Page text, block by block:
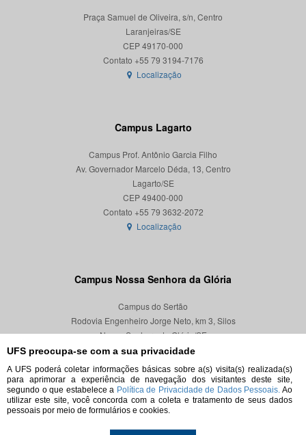
UFS preocupa-se com a sua privacidade
A UFS poderá coletar informações básicas sobre a(s) visita(s) realizada(s)
para aprimorar a experiência de navegação dos visitantes deste site,
segundo o que estabelece a Política de Privacidade de Dados Pessoais. Ao
utilizar este site, você concorda com a coleta e tratamento de seus dados
pessoais por meio de formulários e cookies.
Praça Samuel de Oliveira, s/n, Centro
Laranjeiras/SE
CEP 49170-000
Localização
Campus Lagarto
Campus Prof. Antônio Garcia Filho
Av. Governador Marcelo Déda, 13, Centro
Lagarto/SE
CEP 49400-000
Localização
Campus Nossa Senhora da Glória
Campus do Sertão
Rodovia Engenheiro Jorge Neto, km 3, Silos
Nossa Senhora da Glória/SE
CEP 49680-000
Localização